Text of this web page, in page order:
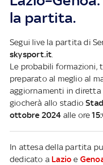
la partita.
Segui live la partita di
skysport.it
Le probabili formazioni,
preparato al meglio al
aggiornamenti in diretta
giocherà allo stadio
ottobre 2024 alle ore
In attesa della partita
dedicato a Lazio e